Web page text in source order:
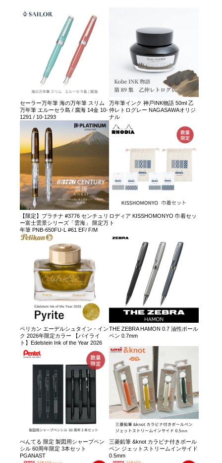
セーラー万年筆 海の万年筆 スリム
万年筆 エルーセラ島 / 腐海 14金 10-
1291 / 10-1293
万年筆インク 神戸INK物語 50ml 乙
仲レトログレー NAGASAWAオリジ
ナル
【限定】プラチナ #3776 センチュリ
ー富士雲景シリーズ「雲海」 限定万
年筆 PNB-650FU-L #61 EF/ F/M
ロディア KISSHOMONYO 巾着セッ
ト
ペリカン エーデルシュタイン・イン
ク 2026年限定カラー 【パイライ
ト】Edelstein Ink of the Year 2026
THE ZEBRA HAMON 0.7 油性ボール
ペン 0.7mm
ぺんてる 限定 製図用シャープペン
シル 60周年限定 3本セット
PGANAST
三菱鉛筆 &knot カラビナ付きボール
ペン ジェットストリームインサイド
0.5mm